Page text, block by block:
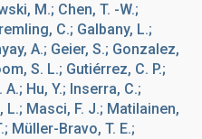
M.; Chen, T. -W.;
C.; Galbany, L.;
A.; Geier, S.; Gonzalez,
S. L.; Gutiérrez, C. P.;
Hu, Y.; Inserra, C.;
Masci, F. J.; Matilainen,
Müller-Bravo, T. E.;